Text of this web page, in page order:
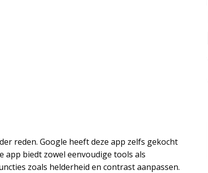
reden. Google heeft deze app zelfs gekocht
app biedt zowel eenvoudige tools als
zoals helderheid en contrast aanpassen.